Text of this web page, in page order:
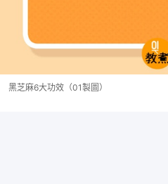
黑芝麻6大功效（01製圖）